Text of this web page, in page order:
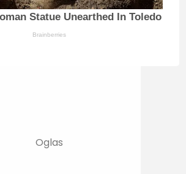
Statue Unearthed In Toledo
Brainberries